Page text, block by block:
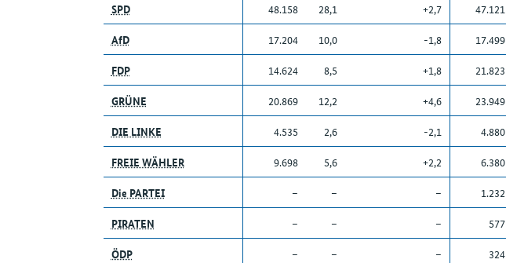
SPD
48.158 28,1 +2,7 47.121
AfD
17.204 10,0 -1,8 17.499
FDP
14.624 8,5 +1,8 21.823
GRÜNE
20.869 12,2 +4,6 23.949
DIE LINKE
4.535 2,6 -2,1 4.880
FREIE WÄHLER
9.698 5,6 +2,2 6.380
Die PARTEI
– – – 1.232
PIRATEN
– – – 577
ÖDP
– – – 324